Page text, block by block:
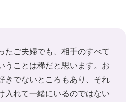
たご夫婦でも、相手のすべて
うことは稀だと思います。お
きでないところもあり、それ
入れて一緒にいるのではない